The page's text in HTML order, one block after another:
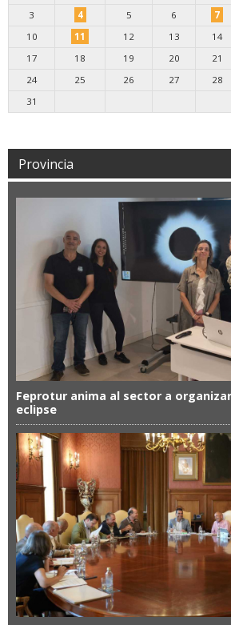
3
4 5 6 7
10
11 12 13 14
17
18 19 20 21
24
25 26 27 28
31
Provincia
Feprotur anima al sector a
eclipse